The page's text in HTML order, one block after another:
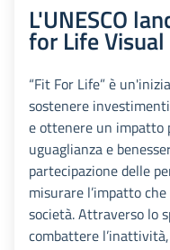
L'UNESCO
for Life
“Fit For Life” è
sostenere
e ottenere un impatto
uguaglianza e
partecipazione delle
misurare l’impatto
società. Attraverso lo
combattere